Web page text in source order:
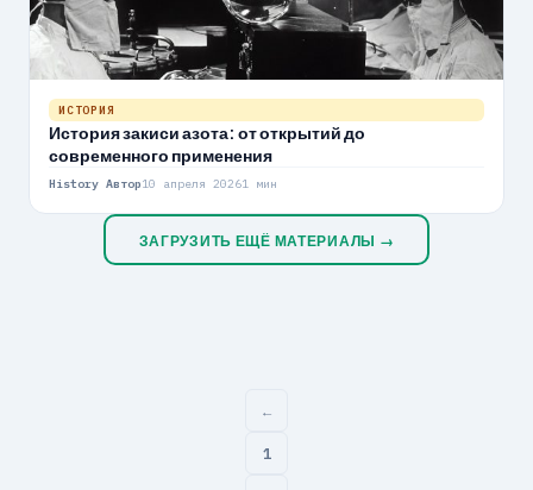
ИСТОРИЯ
История закиси азота: от открытий до
современного применения
History Автор10 апреля 20261 мин
ЗАГРУЗИТЬ ЕЩЁ МАТЕРИАЛЫ →
←
1